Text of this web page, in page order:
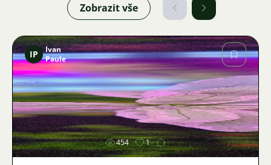
Zobrazit vše
Obrázek
IP
Ivan
Paule
454 1